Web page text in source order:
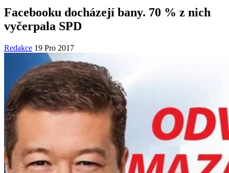
Facebooku docházejí bany. 70 % z nich
vyčerpala SPD
Redakce 19 Pro 2017